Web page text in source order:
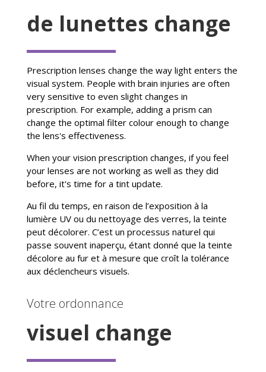
de lunettes change
Prescription lenses change the way light enters the
visual system. People with brain injuries are often
very sensitive to even slight changes in
prescription. For example, adding a prism can
change the optimal filter colour enough to change
the lens's effectiveness.
When your vision prescription changes, if you feel
your lenses are not working as well as they did
before, it's time for a tint update.
Au fil du temps, en raison de l’exposition à la
lumière UV ou du nettoyage des verres, la teinte
peut décolorer. C’est un processus naturel qui
passe souvent inaperçu, étant donné que la teinte
décolore au fur et à mesure que croît la tolérance
aux déclencheurs visuels.
Votre ordonnance
visuel change